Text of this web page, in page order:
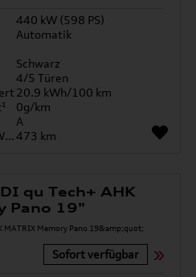
440 kW (598 PS)
Automatik
Schwarz
4/5 Türen
20.9 kWh/100 km
0g/km
A
Elektr. Reichweite nach WLTP*473 km
qu Tech+ AHK
Pano 19"
Sofort verfügbar